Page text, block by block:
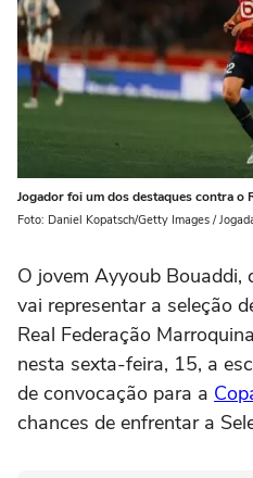
Jogador foi um dos destaques contra o
Foto: Daniel Kopatsch/Getty Images /
O jovem Ayyoub Bouaddi,
vai representar a seleção
Real Federação
nesta sexta-feira, 15, a
de convocação para a
chances de enfrentar a